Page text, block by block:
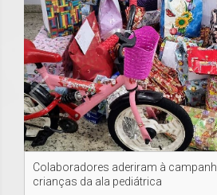
Colaboradores aderiram à
crianças da ala pediátrica